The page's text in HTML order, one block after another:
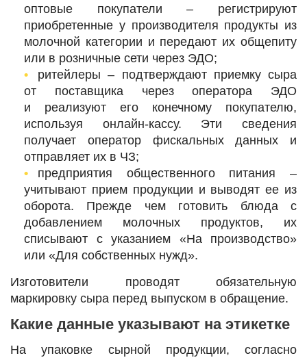
оптовые покупатели ‒ регистрируют
приобретенные у производителя продукты из
молочной категории и передают их общепиту
или в розничные сети через ЭДО;
ритейлеры ‒ подтверждают приемку сыра
от поставщика через оператора ЭДО
и реализуют его конечному покупателю,
используя онлайн-кассу. Эти сведения
получает оператор фискальных данных и
отправляет их в ЧЗ;
предприятия общественного питания ‒
учитывают прием продукции и выводят ее из
оборота. Прежде чем готовить блюда с
добавлением молочных продуктов, их
списывают с указанием «На производство»
или «Для собственных нужд».
Изготовители проводят обязательную
маркировку сыра перед выпуском в обращение.
Какие данные указывают на этикетке
На упаковке сырной продукции, согласно